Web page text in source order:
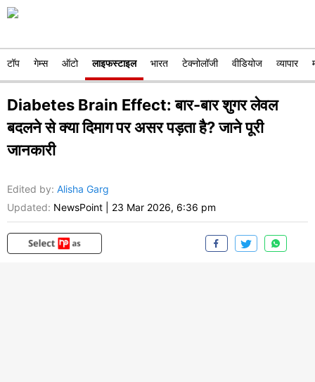
टॉप गेम्स ऑटो लाइफस्टाइल भारत टेक्नोलॉजी वीडियोज व्यापार
Diabetes Brain Effect: बार-बार शुगर लेवल
बदलने से क्या दिमाग पर असर पड़ता है? जाने पूरी
जानकारी
Edited by: Alisha Garg
Updated: NewsPoint 23 Mar 2026, 6:36 pm